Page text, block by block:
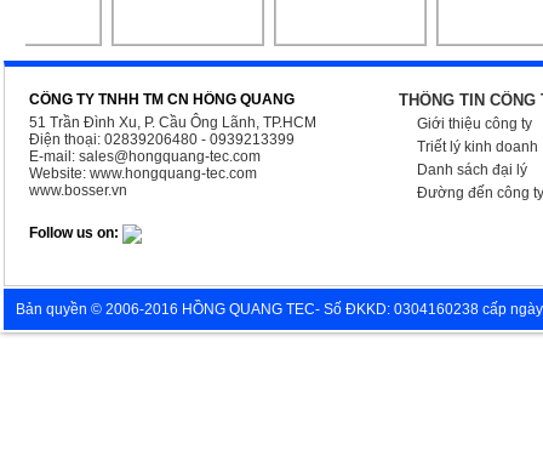
CÔNG TY TNHH TM CN HỒNG QUANG
51 Trần Đình Xu, P. Cầu Ông Lãnh, TP.HCM
Điện thoại: 02839206480 - 0939213399
E-mail: sales@hongquang-tec.com
Website: www.hongquang-tec.com
www.bosser.vn
Follow us on:
THÔNG TIN CÔNG
Giới thiệu công ty
Triết lý kinh doanh
Danh sách đại lý
Đường đến công ty
Bản quyền © 2006-2016 HỒNG QUANG TEC- Số ĐKKD: 0304160238 cấp